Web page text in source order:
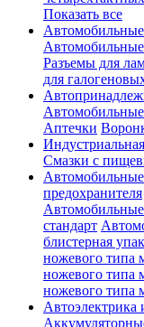
Показать все
Разъемы для
для
Аптечки
Смазки с
предохранителя
стандарт
блистерная
ножевого типа
ножевого типа
ножевого типа
Автоэлектрика